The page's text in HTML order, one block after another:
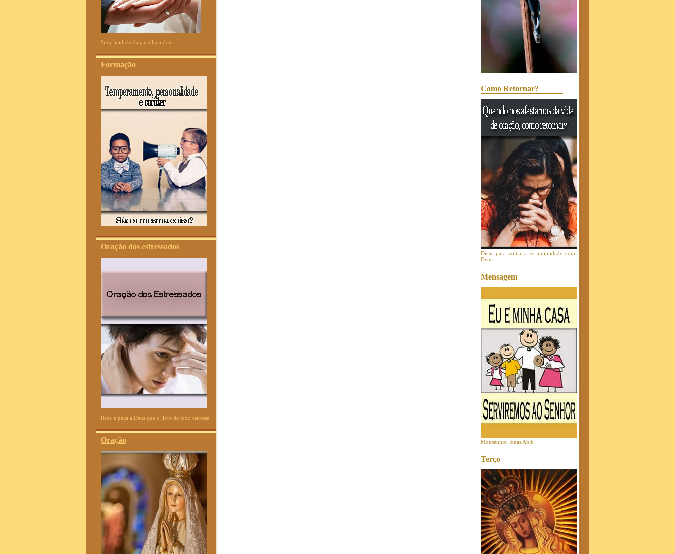
Simplicidade da partilha a dois
Formação
Oração dos estressados
Reze e peça a Deus que o livre de todo estresse
Oração
Como Retornar?
Dicas para voltar a ter intimidade com
Deus
Mensagem
Monsenhor Jonas Abib
Terço